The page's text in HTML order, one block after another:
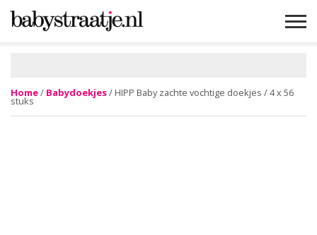
Home/ Babydoekjes/ HIPP Baby zachte vochtige doekjes / 4 x 56
stuks